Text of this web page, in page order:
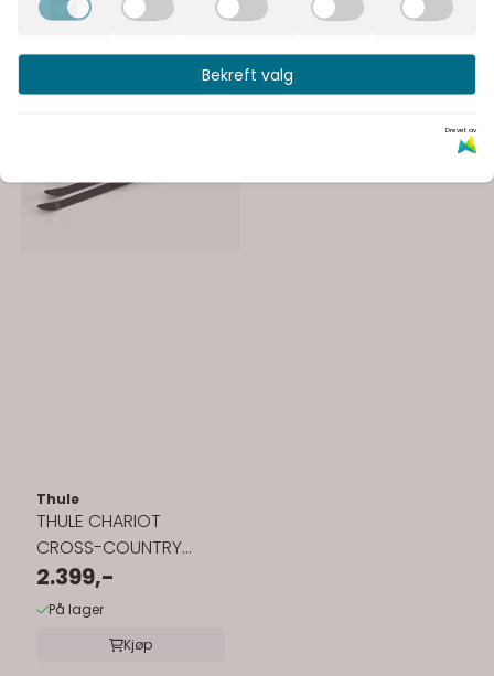
Thule
THULE CHARIOT
CROSS-COUNTRY
SKIING KIT
2.399,-
På lager
Kjøp
Bekreft valg
Drevet av